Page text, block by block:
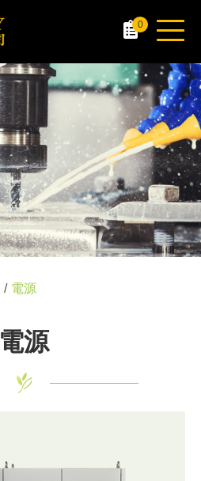
0
電源
電源